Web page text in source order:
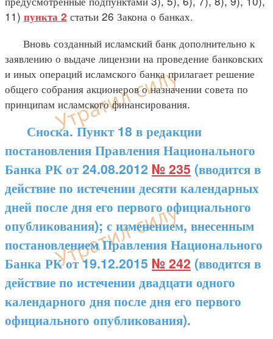
11) пункта 2 статьи 26 Закона о банках.
Вновь созданный исламский банк дополнительно к
заявлению о выдаче лицензии на проведение банковских
и иных операций исламского банка прилагает решение
общего собрания акционеров о назначении совета по
принципам исламского финансирования.
Сноска. Пункт 18 в редакции
постановления Правления Национального
Банка РК от 24.08.2012 № 235 (вводится в
действие по истечении десяти календарных
дней после дня его первого официального
опубликования); с изменением, внесенным
постановлением Правления Национального
Банка РК от 19.12.2015 № 242 (вводится в
действие по истечении двадцати одного
календарного дня после дня его первого
официального опубликования).